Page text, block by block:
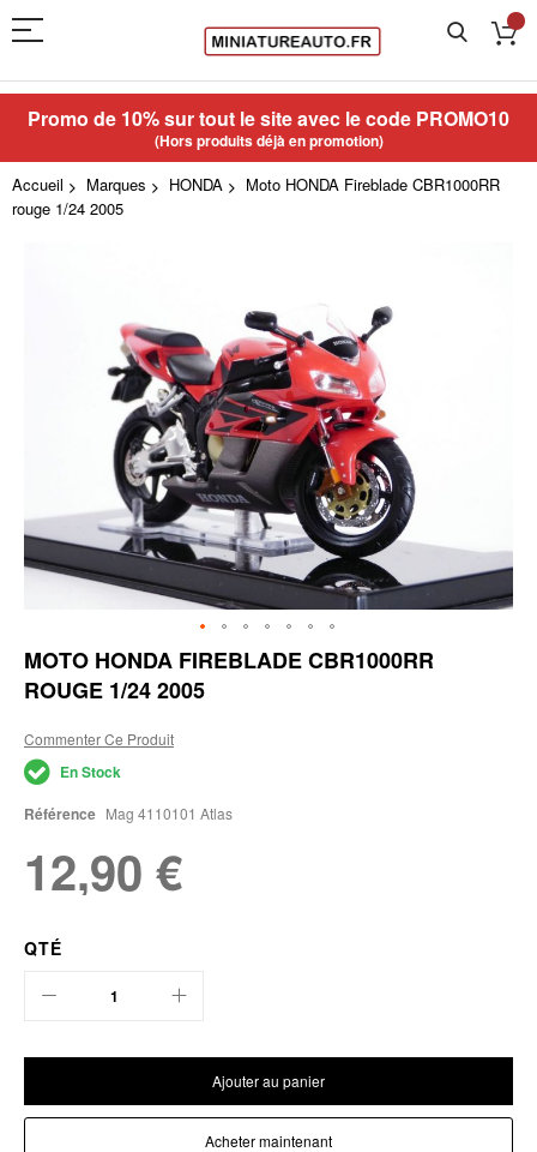
Promo de 10% sur tout le site avec le code PROMO10
(Hors produits déjà en promotion)
Accueil Marques HONDA
Moto HONDA Fireblade CBR1000RR
rouge 1/24 2005
Skip
to
the
of
the
images
MOTO HONDA FIREBLADE CBR1000RR
ROUGE 1/24 2005
Commenter Ce Produit
En Stock
Référence Mag 4110101 Atlas
12,90 €
QTÉ
Ajouter au panier
Acheter maintenant